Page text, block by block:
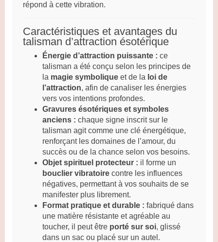
répond à cette vibration.
Caractéristiques et avantages du
talisman d’attraction ésotérique
Énergie d’attraction puissante : ce
talisman a été conçu selon les principes de
la magie symbolique et de la loi de
l’attraction, afin de canaliser les énergies
vers vos intentions profondes.
Gravures ésotériques et symboles
anciens : chaque signe inscrit sur le
talisman agit comme une clé énergétique,
renforçant les domaines de l’amour, du
succès ou de la chance selon vos besoins.
Objet spirituel protecteur : il forme un
bouclier vibratoire contre les influences
négatives, permettant à vos souhaits de se
manifester plus librement.
Format pratique et durable : fabriqué dans
une matière résistante et agréable au
toucher, il peut être porté sur soi, glissé
dans un sac ou placé sur un autel.